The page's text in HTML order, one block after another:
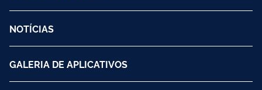
NOTÍCIAS
GALERIA DE APLICATIVOS